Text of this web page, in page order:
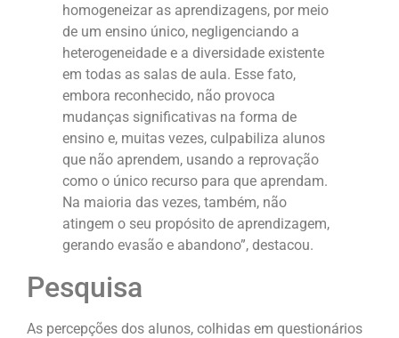
homogeneizar as aprendizagens, por meio
de um ensino único, negligenciando a
heterogeneidade e a diversidade existente
em todas as salas de aula. Esse fato,
embora reconhecido, não provoca
mudanças significativas na forma de
ensino e, muitas vezes, culpabiliza alunos
que não aprendem, usando a reprovação
como o único recurso para que aprendam.
Na maioria das vezes, também, não
atingem o seu propósito de aprendizagem,
gerando evasão e abandono”, destacou.
Pesquisa
As percepções dos alunos, colhidas em questionários